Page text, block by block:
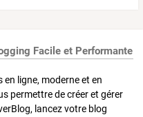
Facile et Performante
ligne, moderne et en
permettre de créer et gérer
lancez votre blog